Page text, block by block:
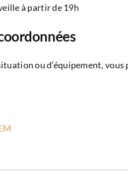
à partir de 19h
ou d’équipement,